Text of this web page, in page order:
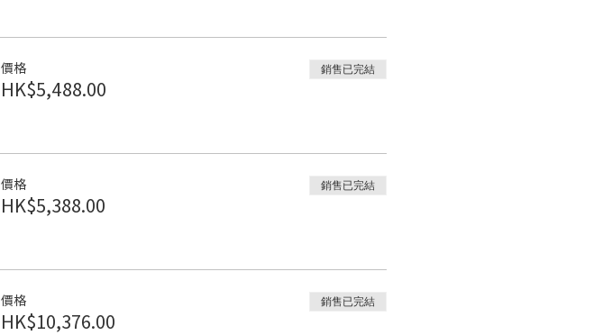
價格
HK$5,488.00
銷售已完結
價格
HK$5,388.00
銷售已完結
價格
HK$10,376.00
銷售已完結